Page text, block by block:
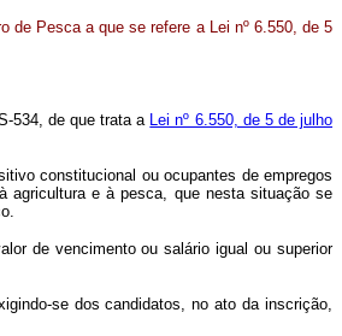
de Pesca a que se refere a Lei nº 6.550, de 5
534, de que trata a Lei nº 6.550, de 5 de julho
constitucional ou ocupantes de empregos
agricultura e à pesca, que nesta situação se
de vencimento ou salário igual ou superior
se dos candidatos, no ato da inscrição,